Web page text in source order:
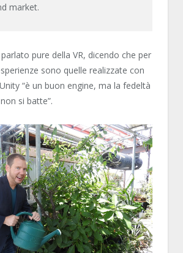
market.
pure della VR, dicendo che per
sono quelle realizzate con
“è un buon engine, ma la fedeltà
si batte”.